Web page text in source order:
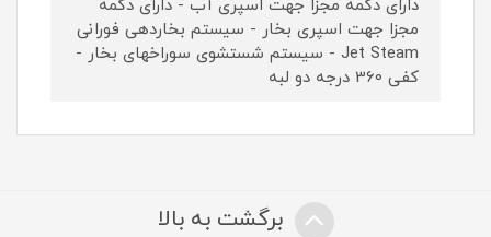
دارای دکمه مجزا جهت اسپری آب - دارای دکمه
مجزا جهت اسپری بخار - سیستم بخاردهی فورانی
Jet Steam - سیستم شستشوی سوراخهای بخار -
کفی 360 درجه دو لبه
برگشت به بالا